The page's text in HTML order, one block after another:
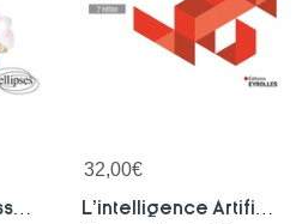
Python, Apprentissage Actif ; Pour L'etudiant Et Le Futur Enseignant
32,00€